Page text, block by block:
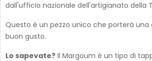
dall'ufficio nazionale dell'artigianato della
Questo è un pezzo unico che porterà una
buon gusto.
Lo sapevate? Il Margoum è un tipo di